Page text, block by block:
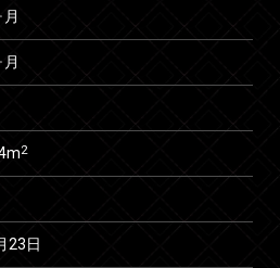
2
23日